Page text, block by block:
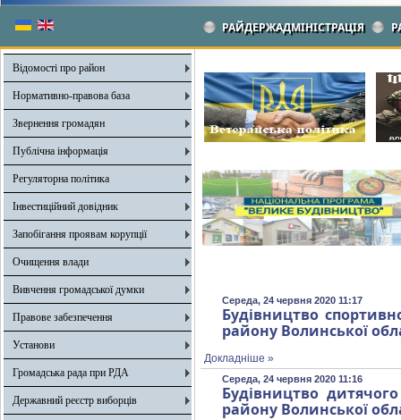
РАЙДЕРЖАДМІНІСТРАЦІЯ
Відомості про район
Нормативно-правова база
Звернення громадян
Публічна інформація
Регуляторна політика
Інвестиційний довідник
Запобігання проявам корупції
Очищення влади
Вивчення громадської думки
Правове забезпечення
Установи
Громадська рада при РДА
Державний реєстр виборців
Середа, 24 червня 2020 11:17
Будівництво
району Волинської
Докладніше »
Середа, 24 червня 2020 11:16
Будівництво
району Волинської